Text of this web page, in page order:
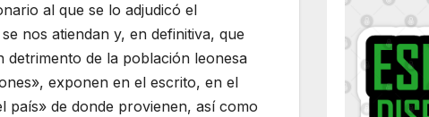
al que se lo adjudicó el
nos atiendan y, en definitiva, que
detrimento de la población leonesa
exponen en el escrito, en el
país» de donde provienen, así como